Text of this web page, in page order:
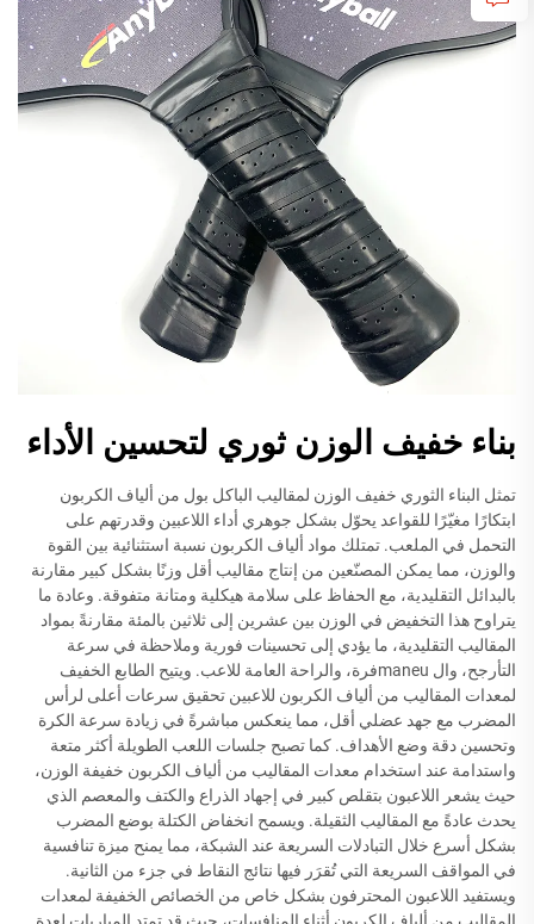
بناء خفيف الوزن ثوري لتحسين الأداء
تمثل البناء الثوري خفيف الوزن لمقاليب الباكل بول من ألياف الكربون
ابتكارًا مغيّرًا للقواعد يحوّل بشكل جوهري أداء اللاعبين وقدرتهم على
التحمل في الملعب. تمتلك مواد ألياف الكربون نسبة استثنائية بين القوة
والوزن، مما يمكن المصنّعين من إنتاج مقاليب أقل وزنًا بشكل كبير مقارنة
بالبدائل التقليدية، مع الحفاظ على سلامة هيكلية ومتانة متفوقة. وعادة ما
يتراوح هذا التخفيض في الوزن بين عشرين إلى ثلاثين بالمئة مقارنةً بمواد
المقاليب التقليدية، ما يؤدي إلى تحسينات فورية وملاحظة في سرعة
التأرجح، وال maneuفرة، والراحة العامة للاعب. ويتيح الطابع الخفيف
لمعدات المقاليب من ألياف الكربون للاعبين تحقيق سرعات أعلى لرأس
المضرب مع جهد عضلي أقل، مما ينعكس مباشرةً في زيادة سرعة الكرة
وتحسين دقة وضع الأهداف. كما تصبح جلسات اللعب الطويلة أكثر متعة
واستدامة عند استخدام معدات المقاليب من ألياف الكربون خفيفة الوزن،
حيث يشعر اللاعبون بتقلص كبير في إجهاد الذراع والكتف والمعصم الذي
يحدث عادةً مع المقاليب الثقيلة. ويسمح انخفاض الكتلة بوضع المضرب
بشكل أسرع خلال التبادلات السريعة عند الشبكة، مما يمنح ميزة تنافسية
في المواقف السريعة التي تُقرَر فيها نتائج النقاط في جزء من الثانية.
ويستفيد اللاعبون المحترفون بشكل خاص من الخصائص الخفيفة لمعدات